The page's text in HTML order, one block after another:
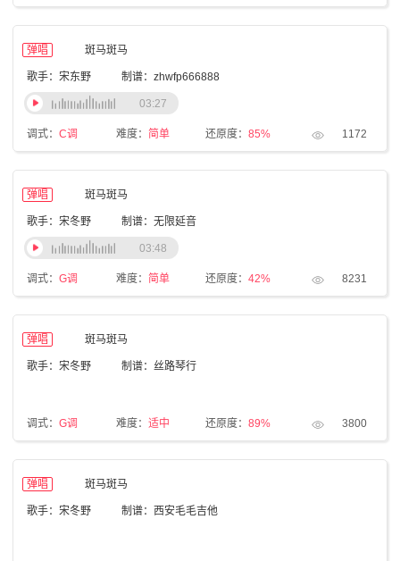
弹唱 斑马斑马
歌手：宋东野 制谱：zhwfp666888
调式： C调 难度： 简单 还原度： 85% 1172
03:27
弹唱 斑马斑马
歌手：宋冬野 制谱：无限延音
调式： G调 难度： 简单 还原度： 42% 8231
03:48
弹唱 斑马斑马
歌手：宋冬野 制谱：丝路琴行
调式： G调 难度： 适中 还原度： 89% 3800
弹唱 斑马斑马
歌手：宋冬野 制谱：西安毛毛吉他